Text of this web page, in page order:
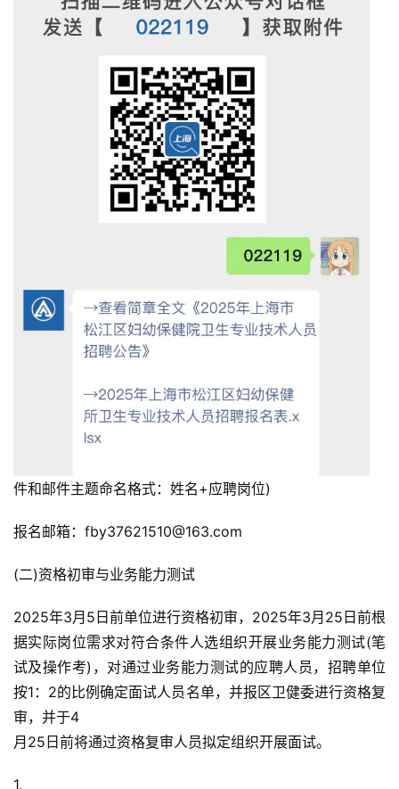
件和邮件主题命名格式：姓名+应聘岗位)
报名邮箱：fby37621510@163.com
(二)资格初审与业务能力测试
2025年3月5日前单位进行资格初审，2025年3月25日前根
据实际岗位需求对符合条件人选组织开展业务能力测试(笔
试及操作考)，对通过业务能力测试的应聘人员，招聘单位
按1：2的比例确定面试人员名单，并报区卫健委进行资格复
审，并于4
月25日前将通过资格复审人员拟定组织开展面试。
1.